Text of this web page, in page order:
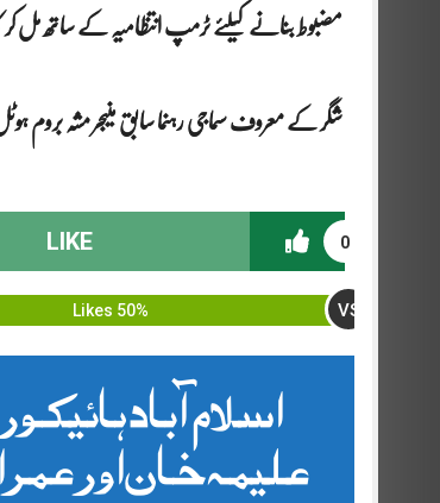
مضبوط بنانے کیلئے ٹرمپ انتظامیہ کے ساتھ مل
شگر کے معروف سماجی رہنما سابق منیجر مشہ بروم ہوٹل
0
LIKE
50% Likes VS
اسلام آباد
علیمہ خان اور